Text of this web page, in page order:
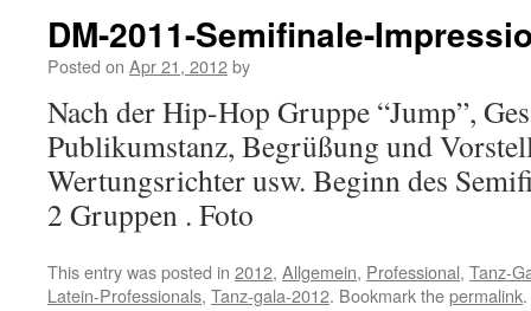
DM-2011-Semifinale-
Posted on Apr 21, 2012by
Nach der Hip-Hop Gruppe “Jump”,
Publikumstanz, Begrüßung und
Wertungsrichter usw. Beginn des
2 Gruppen . Foto
This entry was posted in 2012, Allgemein, Professional, Tanz-
Latein-Professionals, Tanz-gala-2012. Bookmark thepermalink.